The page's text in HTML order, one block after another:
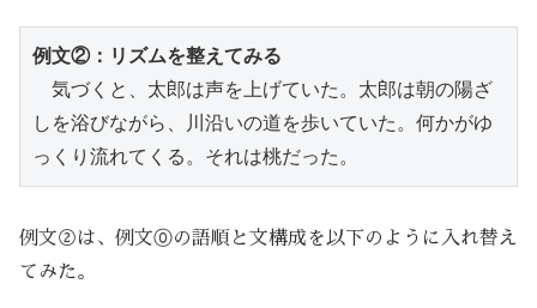
例文②：リズムを整えてみる
気づくと、太郎は声を上げていた。太郎は朝の陽ざ
しを浴びながら、川沿いの道を歩いていた。何かがゆ
っくり流れてくる。それは桃だった。
例文②は、例文⓪の語順と文構成を以下のように入れ替え
てみた。